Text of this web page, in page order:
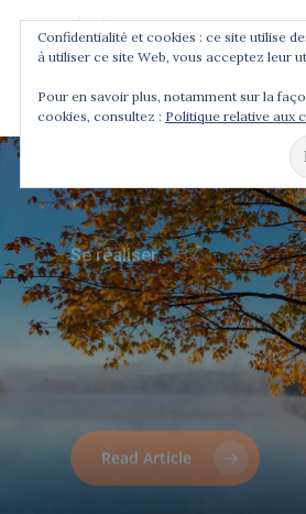
Hit enter to search or
Se réaliser
Laloidu
(#LSS6)
Read Article
Se réaliser
Laloidukarma
(#LSS3)
Se dé-couvrir
Les11casde
c’est l’egoqui
2/2)
Confidentialité et cookies : ce site utilise
à utiliser ce site Web, vous acceptez leur
Pour en savoir plus, notamment sur la
cookies, consultez : Politique relative aux